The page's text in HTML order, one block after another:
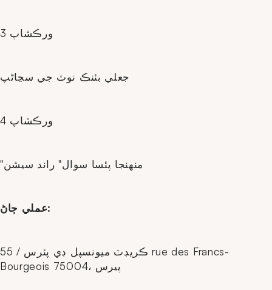
ورڪشاپ 3
جعلي بئنڪ نوٽ جي سڃاڻپ
ورڪشاپ 4
"منهنجا پئسا سوال" راند سيشن
عملي ڄاڻ:
ڪريڊٽ ميونسپل ڊي پئرس / 55 rue des Francs-
Bourgeois 75004، پيرس